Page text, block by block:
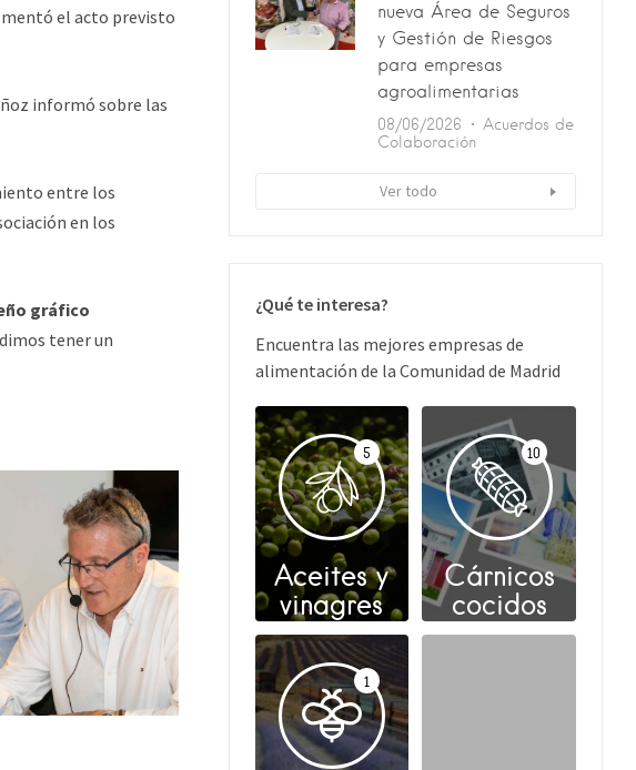
el acto previsto
informó sobre las
entre los
en los
gráfico
tener un
nueva Área de Seguros
y Gestión de Riesgos
para empresas
agroalimentarias
08/06/2026
Acuerdos de
Colaboración
Ver todo
¿Qué te interesa?
Encuentra las mejores empresas de
alimentación de la Comunidad de Madrid
5
Aceites y
vinagres
10
Cárnicos
cocidos
1